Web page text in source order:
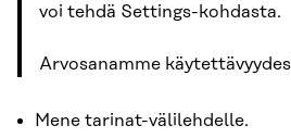
voi tehdä Settings-kohdasta.
Arvosanamme
Mene tarinat-välilehdelle.